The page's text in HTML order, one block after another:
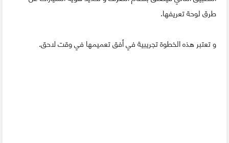
طرق لوحة تعريفها.
و تعتبر هذه الخطوة تجريبية في أفق تعميمها في وقت لاحق.